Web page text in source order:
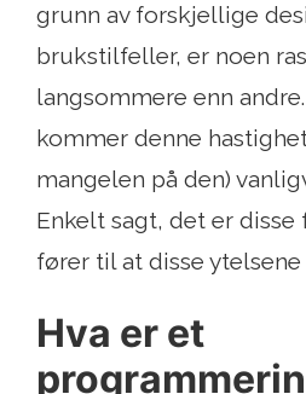
grunn av forskjellige
brukstilfeller, er noen
langsommere enn
kommer denne
mangelen på den)
Enkelt sagt, det er
fører til at disse ytelsene
Hva er et